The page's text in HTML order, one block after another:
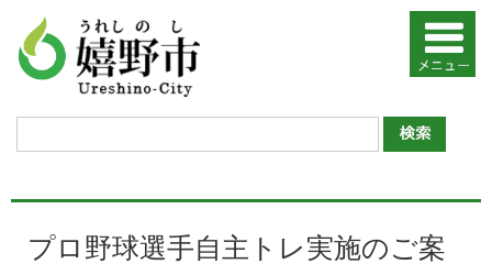
プロ野球選手自主トレ実施のご案